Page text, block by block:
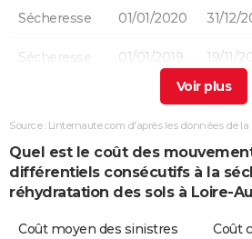
Sécheresse 01/01/2020 31/12/
Sécheresse 01/01/2019 19/11/
01/04/2016
Sécheresse 01/06/2010 30/09/
Source : Linternaute.com d'après les données de la
Quel est le coût des
différentiels consécutifs à la
réhydratation des sols à Loire-
Coût moyen des sinistres
Coût